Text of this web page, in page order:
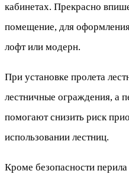
кабинетах. Прекрасно
помещение, для
лофт или модерн.
При установке пролета
лестничные ограждения, а
помогают снизить риск
использовании лестниц.
Кроме безопасности